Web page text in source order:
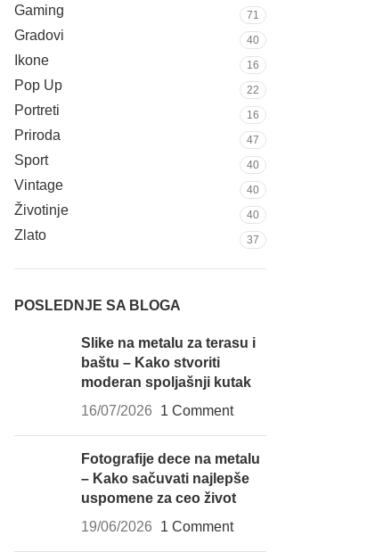
Gaming 71
Gradovi 40
Ikone 16
Pop Up 22
Portreti 16
Priroda 47
Sport 40
Vintage 40
Životinje 40
Zlato 37
POSLEDNJE SA BLOGA
Slike na metalu za terasu i
baštu – Kako stvoriti
moderan spoljašnji kutak
16/07/2026
1 Comment
Fotografije dece na metalu
– Kako sačuvati najlepše
uspomene za ceo život
19/06/2026
1 Comment